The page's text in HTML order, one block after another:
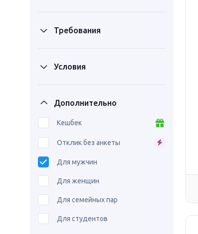
Требования
Условия
Дополнительно
Кешбек
Отклик без анкеты
Для мужчин
Для женщин
Для семейных пар
Для студентов